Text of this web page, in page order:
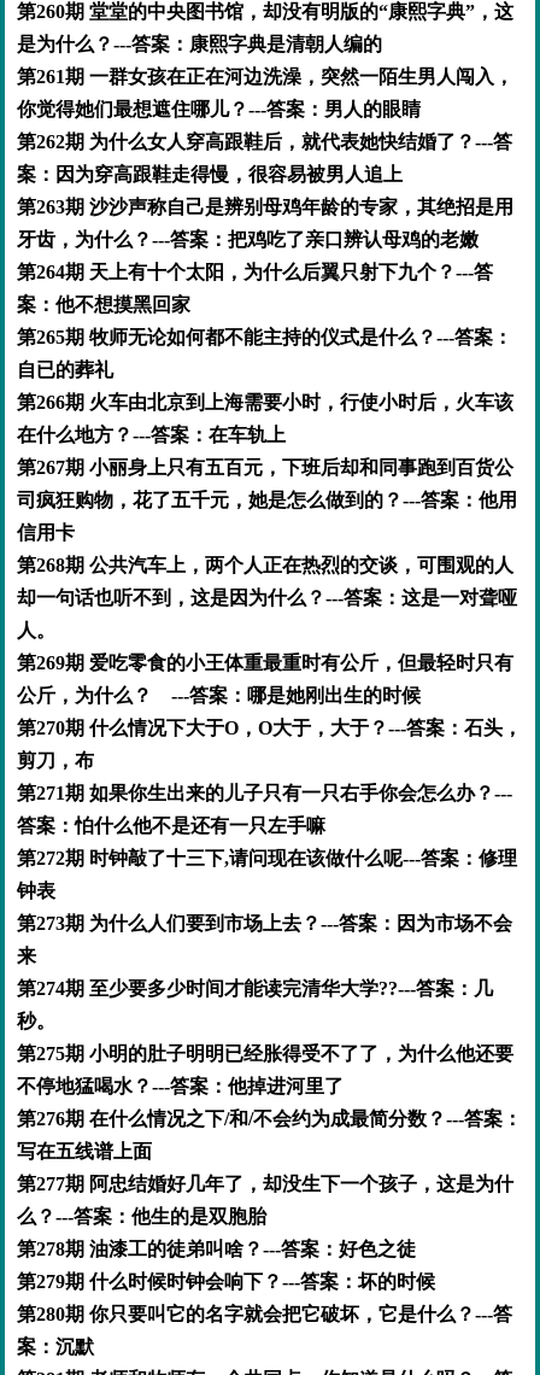
第260期 堂堂的中央图书馆，却没有明版的“康熙字典”，这
是为什么？---答案：康熙字典是清朝人编的
第261期 一群女孩在正在河边洗澡，突然一陌生男人闯入，
你觉得她们最想遮住哪儿？---答案：男人的眼睛
第262期 为什么女人穿高跟鞋后，就代表她快结婚了？---答
案：因为穿高跟鞋走得慢，很容易被男人追上
第263期 沙沙声称自己是辨别母鸡年龄的专家，其绝招是用
牙齿，为什么？---答案：把鸡吃了亲口辨认母鸡的老嫩
第264期 天上有十个太阳，为什么后翼只射下九个？---答
案：他不想摸黑回家
第265期 牧师无论如何都不能主持的仪式是什么？---答案：
自已的葬礼
第266期 火车由北京到上海需要小时，行使小时后，火车该
在什么地方？---答案：在车轨上
第267期 小丽身上只有五百元，下班后却和同事跑到百货公
司疯狂购物，花了五千元，她是怎么做到的？---答案：他用
信用卡
第268期 公共汽车上，两个人正在热烈的交谈，可围观的人
却一句话也听不到，这是因为什么？---答案：这是一对聋哑
人。
第269期 爱吃零食的小王体重最重时有公斤，但最轻时只有
公斤，为什么？ ---答案：哪是她刚出生的时候
第270期 什么情况下大于O，O大于，大于？---答案：石头，
剪刀，布
第271期 如果你生出来的儿子只有一只右手你会怎么办？---
答案：怕什么他不是还有一只左手嘛
第272期 时钟敲了十三下,请问现在该做什么呢---答案：修理
钟表
第273期 为什么人们要到市场上去？---答案：因为市场不会
来
第274期 至少要多少时间才能读完清华大学??---答案：几
秒。
第275期 小明的肚子明明已经胀得受不了了，为什么他还要
不停地猛喝水？---答案：他掉进河里了
第276期 在什么情况之下/和/不会约为成最简分数？---答案：
写在五线谱上面
第277期 阿忠结婚好几年了，却没生下一个孩子，这是为什
么？---答案：他生的是双胞胎
第278期 油漆工的徒弟叫啥？---答案：好色之徒
第279期 什么时候时钟会响下？---答案：坏的时候
第280期 你只要叫它的名字就会把它破坏，它是什么？---答
案：沉默